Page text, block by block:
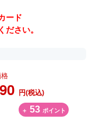
ード
ださい。
円(税込)
＋ 53 ポイント